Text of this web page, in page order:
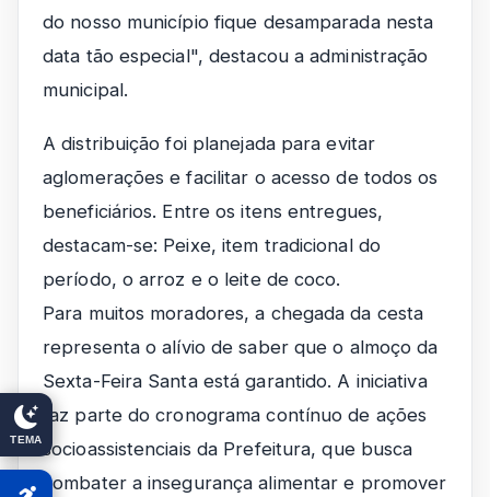
TEMA
do nosso município fique desamparada nesta
data tão especial", destacou a administração
municipal.
A distribuição foi planejada para evitar
aglomerações e facilitar o acesso de todos os
beneficiários. Entre os itens entregues,
destacam-se: Peixe, item tradicional do
período, o arroz e o leite de coco.
Para muitos moradores, a chegada da cesta
representa o alívio de saber que o almoço da
Sexta-Feira Santa está garantido. A iniciativa
faz parte do cronograma contínuo de ações
socioassistenciais da Prefeitura, que busca
combater a insegurança alimentar e promover